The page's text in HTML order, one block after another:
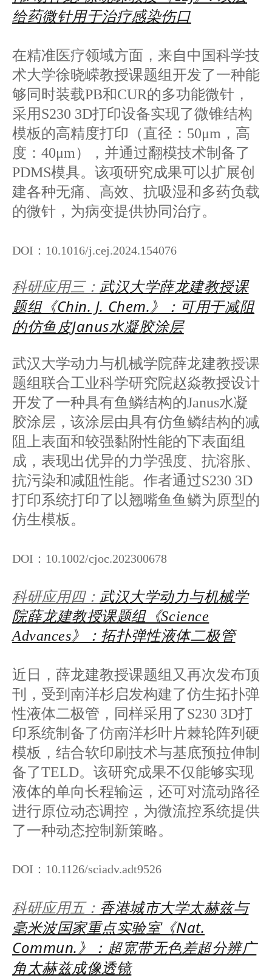
给药微针用于治疗感染伤口
在精准医疗领域方面，来自中国科学技
术大学徐晓嵘教授课题组开发了一种能
够同时装载PB和CUR的多功能微针，
采用S230 3D打印设备实现了微锥结构
模板的高精度打印（直径：50μm，高
度：40μm），并通过翻模技术制备了
PDMS模具。该项研究成果可以扩展创
建各种无痛、高效、抗吸湿和多药负载
的微针，为病变提供协同治疗。
DOI：10.1016/j.cej.2024.154076
科研应用三： 武汉大学薛龙建教授课
题组《Chin. J. Chem.》：可用于减阻
的仿鱼皮Janus水凝胶涂层
武汉大学动力与机械学院薛龙建教授课
题组联合工业科学研究院赵焱教授设计
开发了一种具有鱼鳞结构的Janus水凝
胶涂层，该涂层由具有仿鱼鳞结构的减
阻上表面和较强黏附性能的下表面组
成，表现出优异的力学强度、抗溶胀、
抗污染和减阻性能。作者通过S230 3D
打印系统打印了以翘嘴鱼鱼鳞为原型的
仿生模板。
DOI：10.1002/cjoc.202300678
科研应用四： 武汉大学动力与机械学
院薛龙建教授课题组《Science
Advances》：拓扑弹性液体二极管
近日，薛龙建教授课题组又再次发布顶
刊，受到南洋杉启发构建了仿生拓扑弹
性液体二极管，同样采用了S230 3D打
印系统制备了仿南洋杉叶片棘轮阵列硬
模板，结合软印刷技术与基底预拉伸制
备了TELD。该研究成果不仅能够实现
液体的单向长程输运，还可对流动路径
进行原位动态调控，为微流控系统提供
了一种动态控制新策略。
DOI：10.1126/sciadv.adt9526
科研应用五： 香港城市大学太赫兹与
毫米波国家重点实验室《Nat.
Commun.》：超宽带无色差超分辨广
角太赫兹成像透镜